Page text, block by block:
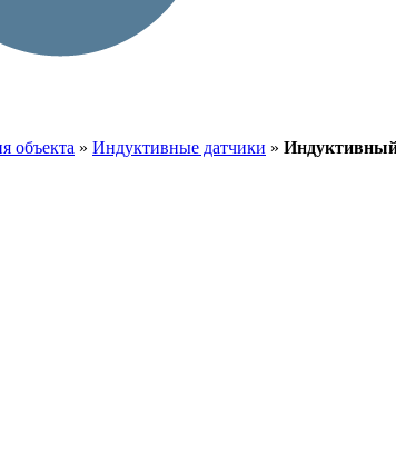
объекта » Индуктивные датчики »